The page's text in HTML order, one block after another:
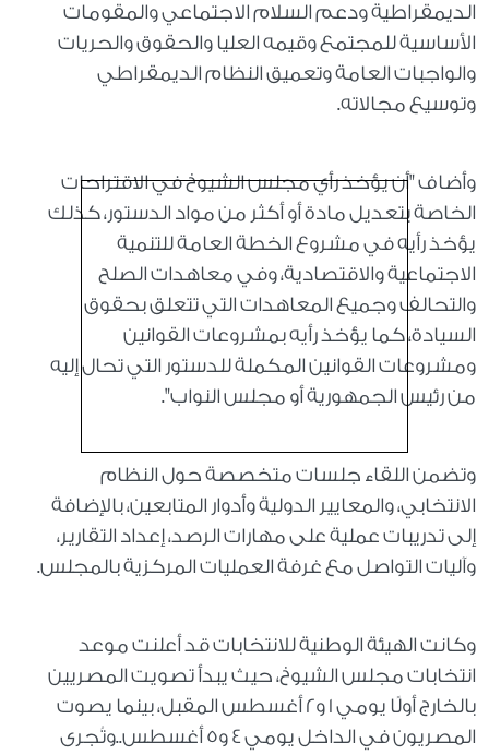
الديمقراطية ودعم السلام الاجتماعي والمقومات
الأساسية للمجتمع وقيمه العليا والحقوق والحريات
والواجبات العامة وتعميق النظام الديمقراطي
وتوسيع مجالاته.
وأضاف "أن يؤخذ رأي مجلس الشيوخ في الاقتراحات
الخاصة بتعديل مادة أو أكثر من مواد الدستور، كذلك
يؤخذ رأيه في مشروع الخطة العامة للتنمية
الاجتماعية والاقتصادية، وفي معاهدات الصلح
والتحالف وجميع المعاهدات التي تتعلق بحقوق
السيادة، كما يؤخذ رأيه بمشروعات القوانين
ومشروعات القوانين المكملة للدستور التي تحال إليه
من رئيس الجمهورية أو مجلس النواب".
وتضمن اللقاء جلسات متخصصة حول النظام
الانتخابي، والمعايير الدولية وأدوار المتابعين، بالإضافة
إلى تدريبات عملية على مهارات الرصد، إعداد التقارير،
وآليات التواصل مع غرفة العمليات المركزية بالمجلس.
وكانت الهيئة الوطنية للانتخابات قد أعلنت موعد
انتخابات مجلس الشيوخ، حيث يبدأ تصويت المصريين
بالخارج أولًا يومي 1 و2 أغسطس المقبل، بينما يصوت
المصريون في الداخل يومي 4 و5 أغسطس..وتُجرى